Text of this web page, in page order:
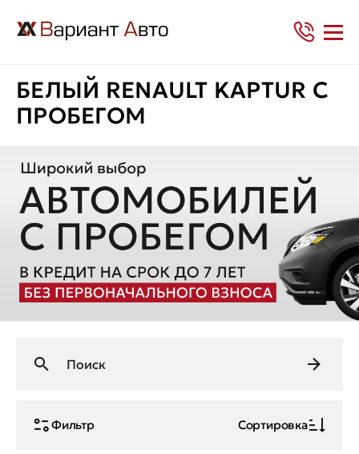
БЕЛЫЙ RENAULT KAPTUR С
ПРОБЕГОМ
Фильтр Сортировка